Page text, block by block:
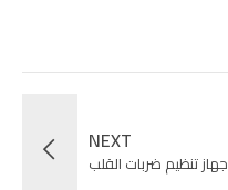
NEXT
جهاز تنظيم ضربات القلب